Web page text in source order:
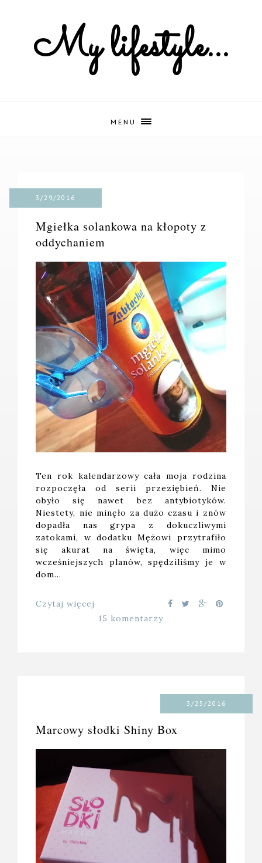
My lifestyle...
MENU
3/29/2016
Mgiełka solankowa na kłopoty z
oddychaniem
Ten rok kalendarzowy cała moja rodzina
rozpoczęła od serii przeziębień. Nie
obyło się nawet bez antybiotyków.
Niestety, nie minęło za dużo czasu i znów
dopadła nas grypa z dokuczliwymi
zatokami, w dodatku Mężowi przytrafiło
się akurat na święta, więc mimo
wcześniejszych planów, spędziliśmy je w
dom…
Czytaj więcej
15 komentarzy
3/25/2016
Marcowy słodki Shiny Box